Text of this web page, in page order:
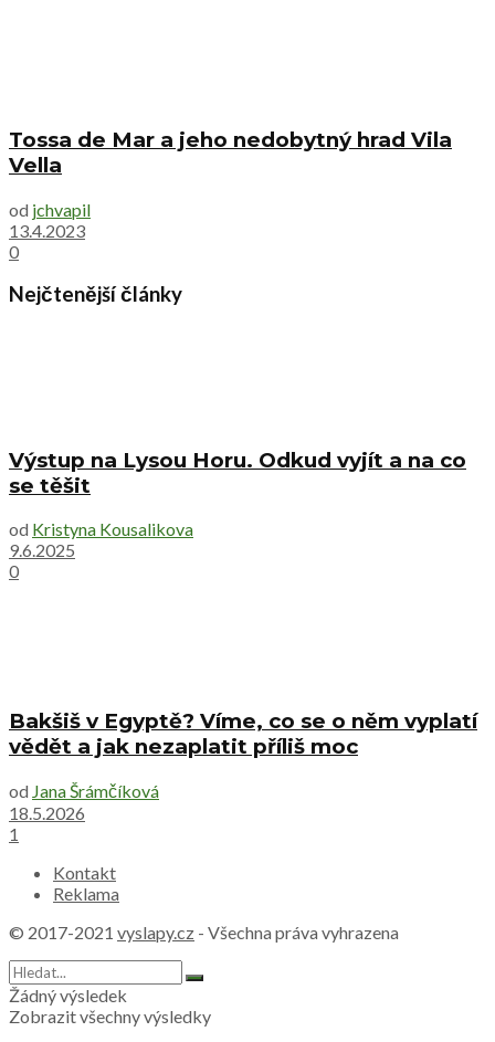
Tossa de Mar a jeho nedobytný hrad Vila
Vella
od jchvapil
13.4.2023
0
Nejčtenější články
Výstup na Lysou Horu. Odkud vyjít a na co
se těšit
od Kristyna Kousalikova
9.6.2025
0
Bakšiš v Egyptě? Víme, co se o něm vyplatí
vědět a jak nezaplatit příliš moc
od Jana Šrámčíková
18.5.2026
1
Kontakt
Reklama
© 2017-2021 vyslapy.cz - Všechna práva vyhrazena
Žádný výsledek
Zobrazit všechny výsledky